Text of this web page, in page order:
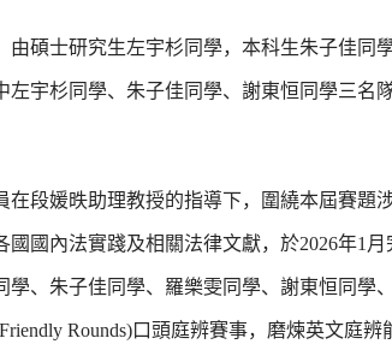
碩士研究生左宇杉同學，本科生朱子佳同
宇杉同學、朱子佳同學、謝東恒同學三名
段媛昳助理教授的指導下，圍繞本屆賽題
國內法實踐及相關法律文獻，於2026年1
、朱子佳同學、羅樂雯同學、謝東恒同學
Rounds)口頭庭辨賽事，磨煉英文庭辨